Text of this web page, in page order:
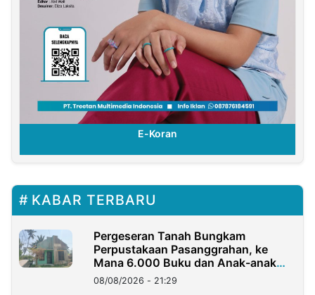
E-Koran
KABAR TERBARU
Pergeseran Tanah Bungkam
Perpustakaan Pasanggrahan, ke
Mana 6.000 Buku dan Anak-anak
Kini?
08/08/2026 - 21:29